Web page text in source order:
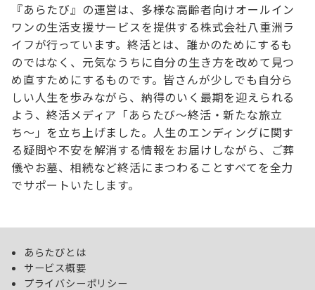
『あらたび』の運営は、多様な高齢者向けオールイン
ワンの生活支援サービスを提供する株式会社八重洲ラ
イフが行っています。終活とは、誰かのためにするも
のではなく、元気なうちに自分の生き方を改めて見つ
め直すためにするものです。皆さんが少しでも自分ら
しい人生を歩みながら、納得のいく最期を迎えられる
よう、終活メディア「あらたび～終活・新たな旅立
ち〜」を立ち上げました。人生のエンディングに関す
る疑問や不安を解消する情報をお届けしながら、ご葬
儀やお墓、相続など終活にまつわることすべてを全力
でサポートいたします。
あらたびとは
サービス概要
プライバシーポリシー